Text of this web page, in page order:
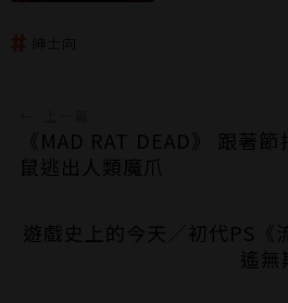
紳士向
《MAD RAT DEAD》 跟著
鼠逃出人類魔爪
遊戲史上的今天／初代PS《
遙無